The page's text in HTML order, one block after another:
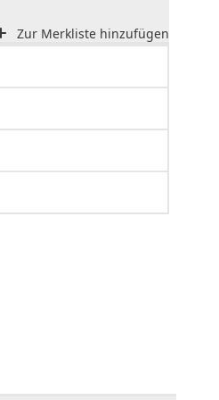
Zur Merkliste hinzufügen